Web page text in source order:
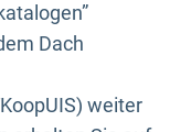
Dach
weiter